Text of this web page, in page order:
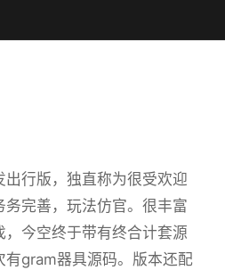
行版，独直称为很受欢迎
务完善，玩法仿官。很丰富
今空终于带有终合计套源
gram器具源码。版本还配